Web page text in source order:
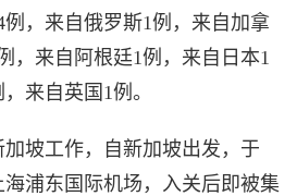
，来自俄罗斯1例，来自加拿
，来自阿根廷1例，来自日本1
来自英国1例。
坡工作，自新加坡出发，于
海浦东国际机场，入关后即被集